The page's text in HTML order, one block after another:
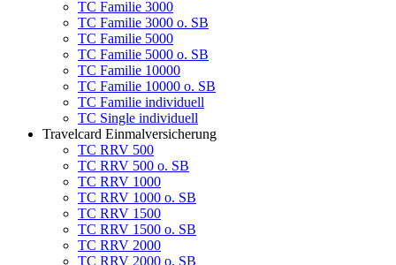
TC Familie 3000
TC Familie 3000 o. SB
TC Familie 5000
TC Familie 5000 o. SB
TC Familie 10000
TC Familie 10000 o. SB
TC Familie individuell
TC Single individuell
Travelcard Einmalversicherung
TC RRV 500
TC RRV 500 o. SB
TC RRV 1000
TC RRV 1000 o. SB
TC RRV 1500
TC RRV 1500 o. SB
TC RRV 2000
TC RRV 2000 o. SB